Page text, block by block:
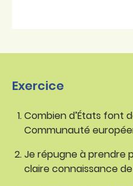
Exercice
Combien d’États font
Communauté
Je répugne à prendre
claire connaissance